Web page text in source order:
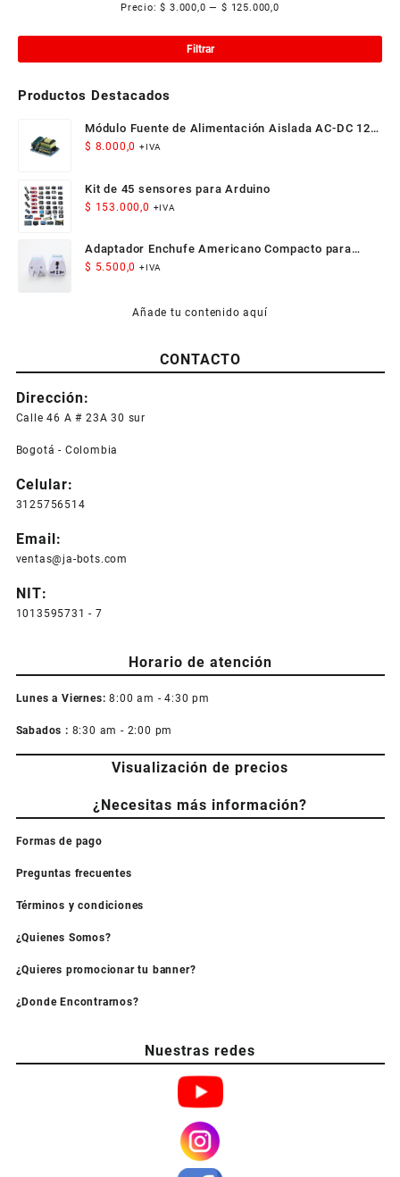
Filtrar
Precio:$ 3.000,0 —$ 125.000,0
Productos Destacados
Módulo Fuente de Alimentación Aislada AC-DC 12V
300mA 3.5W
$ 8.000,0 +IVA
Kit de 45 sensores para Arduino
$ 153.000,0 +IVA
Adaptador Enchufe Americano Compacto para
Viaje
$ 5.500,0 +IVA
Añade tu contenido aquí
CONTACTO
Dirección:
Calle 46 A # 23A 30 sur
Bogotá - Colombia
Celular:
3125756514
Email:
ventas@ja-bots.com
NIT:
1013595731 - 7
Horario de atención
Lunes a Viernes: 8:00 am - 4:30 pm
Sabados : 8:30 am - 2:00 pm
Visualización de precios
¿Necesitas más información?
Formas de pago
Preguntas frecuentes
Términos y condiciones
¿Quienes Somos?
¿Quieres promocionar tu banner?
¿Donde Encontrarnos?
Nuestras redes